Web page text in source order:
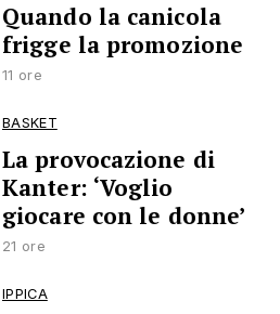
Quando la canicola
frigge la promozione
11 ore
BASKET
La provocazione di
Kanter: ‘Voglio
giocare con le donne’
21 ore
IPPICA